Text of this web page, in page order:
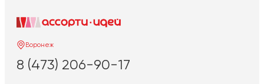
Воронеж
8 (473) 206-90-17